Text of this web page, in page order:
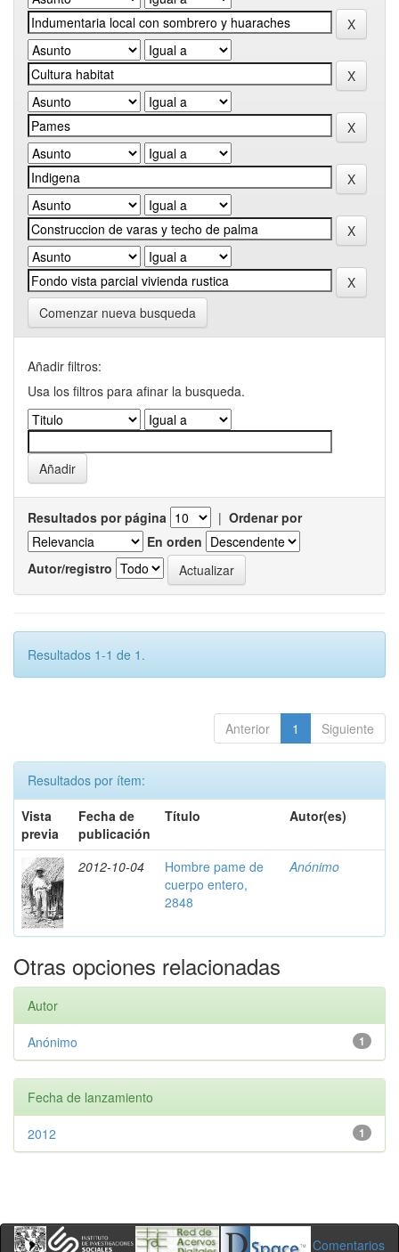
Comenzar nueva busqueda
Añadir filtros:
Usa los filtros para afinar la busqueda.
Resultados por página | Ordenar por
En orden
Autor/registro
Resultados 1-1 de 1.
Anterior 1 Siguiente
Resultados por ítem:
Vista
previa
Fecha de
publicación
Título Autor(es)
2012-10-04
Hombre pame de
cuerpo entero,
2848
Anónimo
Otras opciones relacionadas
Autor
1
Anónimo
Fecha de lanzamiento
1
2012
Comentarios